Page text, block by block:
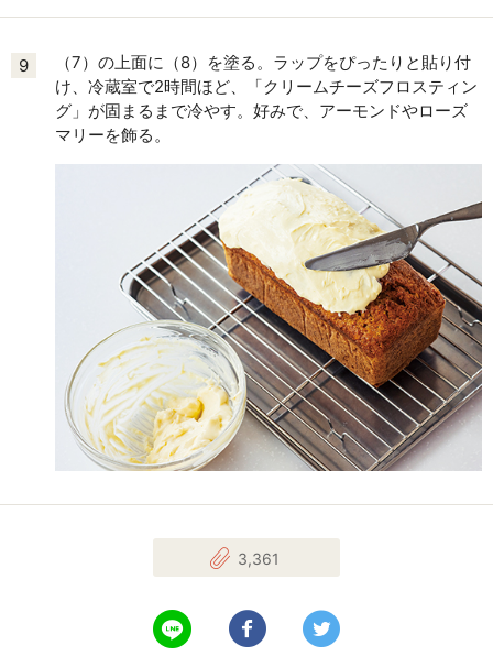
9
（7）の上面に（8）を塗る。ラップをぴったりと貼り付
け、冷蔵室で2時間ほど、「クリームチーズフロスティン
グ」が固まるまで冷やす。好みで、アーモンドやローズ
マリーを飾る。
3,361
LINEで送る Facebookでシェアする